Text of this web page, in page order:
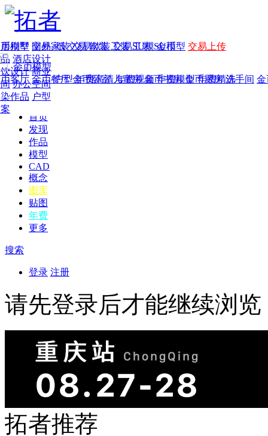
首页
发现
年费 作品 图纸 交易 软装 工装 SU模 金币
年费版块
费图纸 年费户型 年费高清 年费视频 年费模型 年费精选
作品
别墅 国外
酒店设计
设计 商业
办公空间
作品 户型
模型
模型 交易家装 交易软装 交易工装 SU模型 交易上传
金币模型
客厅 金币餐厅 金币卧室 儿童房 金币书房 金币厨房 洗手间 金
CAD
概念
图库
贴图
年费
更多
搜索
登录 注册
请先登录后才能继续浏览
拓者推荐